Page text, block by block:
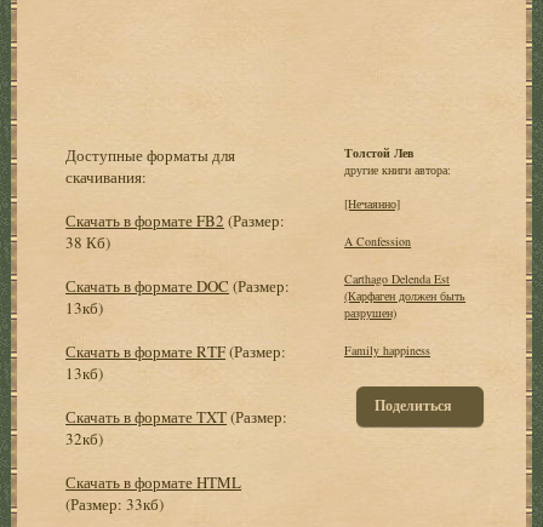
Доступные форматы для
скачивания:
Скачать в формате FB2 (Размер:
38 Кб)
Скачать в формате DOC (Размер:
13кб)
Скачать в формате RTF(Размер:
13кб)
Скачать в формате TXT(Размер:
32кб)
Скачать в формате HTML
(Размер: 33кб)
Толстой Лев
другие книги автора:
[Нечаянно]
A Confession
Carthago Delenda Est
(Карфаген должен быть
разрушен)
Family happiness
Поделиться